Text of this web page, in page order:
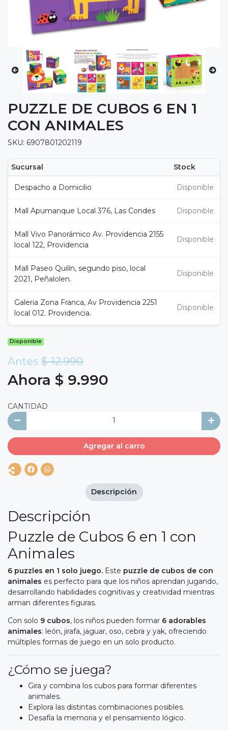
PUZZLE DE CUBOS 6 EN 1
CON ANIMALES
SKU: 6907801202119
Sucursal Stock
Despacho a Domicilio Disponible
Mall Apumanque Local 376, Las Condes Disponible
Mall Vivo Panorámico Av. Providencia 2155
local 122, Providencia
Disponible
Mall Paseo Quilín, segundo piso, local
2021, Peñalolen.
Disponible
Galeria Zona Franca, Av Providencia 2251
local 012. Providencia.
Disponible
Disponible
Antes $ 12.990
Ahora $ 9.990
CANTIDAD
Agregar al carro
Descripción
Puzzle de Cubos 6 en 1 con
Animales
6 puzzles en 1 solo juego. Este puzzle de cubos de con
animales es perfecto para que los niños aprendan jugando,
desarrollando habilidades cognitivas y creatividad mientras
arman diferentes figuras.
Con solo 9 cubos, los niños pueden formar 6 adorables
animales: león, jirafa, jaguar, oso, cebra y yak, ofreciendo
múltiples formas de juego en un solo producto.
¿Cómo se juega?
Gira y combina los cubos para formar diferentes
animales.
Explora las distintas combinaciones posibles.
Desafía la memoria y el pensamiento lógico.
Descripción